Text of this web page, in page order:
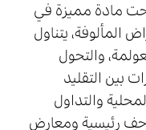
مادة مميزة في
المألوفة، يتناول
والتحول
بين التقليد
والتداول
رئيسية ومعارض